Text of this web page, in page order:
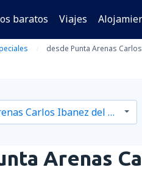
baratos Viajes
desde Punta Arenas
Arenas